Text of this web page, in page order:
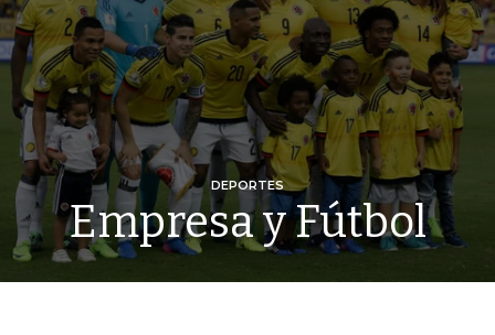
DEPORTES
Empresa y Fútbol